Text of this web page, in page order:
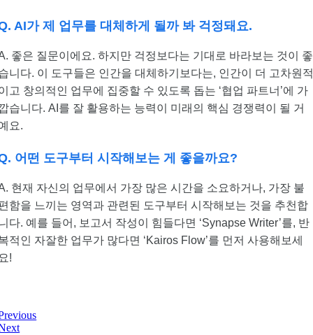
AI가 제 업무를 대체하게 될까 봐 걱정돼요.
좋은 질문이에요. 하지만 걱정보다는 기대로 바라보는 것이 좋
니다. 이 도구들은 인간을 대체하기보다는, 인간이 더 고차원
고 창의적인 업무에 집중할 수 있도록 돕는 ‘협업 파트너’에 가
습니다. AI를 잘 활용하는 능력이 미래의 핵심 경쟁력이 될 거
요.
어떤 도구부터 시작해보는 게 좋을까요?
현재 자신의 업무에서 가장 많은 시간을 소요하거나, 가장 불
함을 느끼는 영역과 관련된 도구부터 시작해보는 것을 추천합
다. 예를 들어, 보고서 작성이 힘들다면 ‘Synapse Writer’를, 반
적인 자잘한 업무가 많다면 ‘Kairos Flow’를 먼저 사용해보세
!